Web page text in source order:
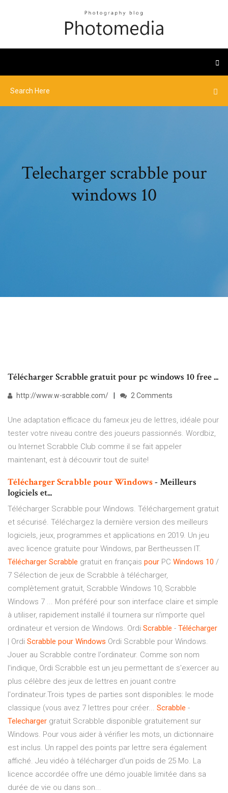
Telecharger scrabble pour
windows 10
Télécharger Scrabble gratuit pour pc windows 10 free ...
http://www.w-scrabble.com/ 2 Comments
Une adaptation efficace du fameux jeu de lettres, idéale pour
tester votre niveau contre des joueurs passionnés. Wordbiz,
ou Internet Scrabble Club comme il se fait appeler
maintenant, est à découvrir tout de suite!
TéléchargerScrabblepourWindows- Meilleurs
logiciels et...
Télécharger Scrabble pour Windows. Téléchargement gratuit
et sécurisé. Téléchargez la dernière version des meilleurs
logiciels, jeux, programmes et applications en 2019. Un jeu
avec licence gratuite pour Windows‚ par Bertheussen IT.
Télécharger Scrabble gratuit en français pour PC Windows 10 /
7 Sélection de jeux de Scrabble à télécharger,
complètement gratuit, Scrabble Windows 10, Scrabble
Windows 7 ... Mon préféré pour son interface claire et simple
à utiliser, rapidement installé il tournera sur n'importe quel
ordinateur et version de Windows. Ordi Scrabble - Télécharger
| Ordi Scrabble pour Windows Ordi Scrabble pour Windows.
Jouer au Scrabble contre l'ordinateur. Comme son nom
l'indique, Ordi Scrabble est un jeu permettant de s'exercer au
plus célèbre des jeux de lettres en jouant contre
l'ordinateur.Trois types de parties sont disponibles: le mode
classique (vous avez 7 lettres pour créer... Scrabble -
Telecharger gratuit Scrabble disponible gratuitement sur
Windows. Pour vous aider à vérifier les mots, un dictionnaire
est inclus. Un rappel des points par lettre sera également
affiché. Jeu vidéo à télécharger d'un poids de 25 Mo. La
licence accordée offre une démo jouable limitée dans sa
durée de vie ou dans son...